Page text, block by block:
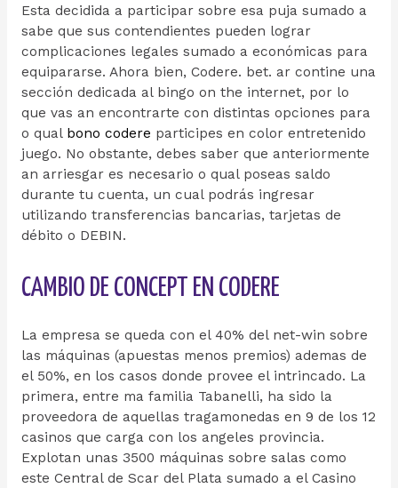
Esta decidida a participar sobre esa puja sumado a
sabe que sus contendientes pueden lograr
complicaciones legales sumado a económicas para
equipararse. Ahora bien, Codere. bet. ar contine una
sección dedicada al bingo on the internet, por lo
que vas an encontrarte con distintas opciones para
o qual bono codere participes en color entretenido
juego. No obstante, debes saber que anteriormente
an arriesgar es necesario o qual poseas saldo
durante tu cuenta, un cual podrás ingresar
utilizando transferencias bancarias, tarjetas de
débito o DEBIN.
CAMBIO DE CONCEPT EN CODERE
La empresa se queda con el 40% del net-win sobre
las máquinas (apuestas menos premios) ademas de
el 50%, en los casos donde provee el intrincado. La
primera, entre ma familia Tabanelli, ha sido la
proveedora de aquellas tragamonedas en 9 de los 12
casinos que carga con los angeles provincia.
Explotan unas 3500 máquinas sobre salas como
este Central de Scar del Plata sumado a el Casino